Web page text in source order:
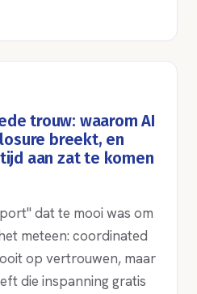
trouw: waarom AI
breekt, en
aan zat te komen
dat te mooi was om
meteen: coordinated
op vertrouwen, maar
die inspanning gratis